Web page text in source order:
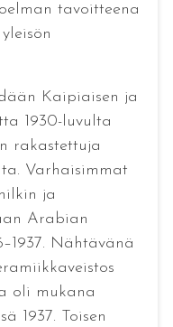
tavoitteena
Kaipiaisen ja
1930-luvulta
rakastettuja
Varhaisimmat
ja
Arabian
Nähtävänä
oli mukana
1937. Toisen